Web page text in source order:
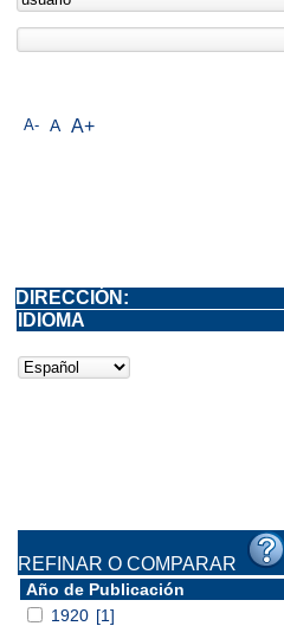
A- A A+
DIRECCIÓN:
IDIOMA
REFINAR O COMPARAR
Año de Publicación
1920 [1]